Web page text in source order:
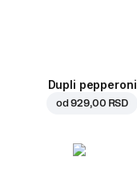
Dupli pepperoni
od929,00 RSD